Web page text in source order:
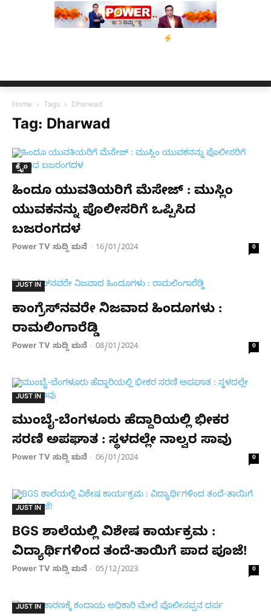
ನ್ಯೂಸ್ ಕಾರ್ಪ್‌ಗೆ ಎಐಯಿಂದ
Home Tags Dharwad
Tag: Dharwad
ಕ್ರೈಂ
ಹಿಂದೂ ಯುವತಿಯರಿಗೆ ಮೆಸೇಜ್ : ಮುಸ್ಲಿಂ
ಯುವಕನನ್ನು ಪೊಲೀಸರಿಗೆ ಒಪ್ಪಿಸಿದ
ಬಜರಂಗದಳ
Power TV ಸುದ್ದಿ ಮನೆ - 16/01/2024 0
JUST IN
ಕಾಂಗ್ರೆಸ್​ನವರೇ ನಿಜವಾದ ಹಿಂದೂಗಳು :
ರಾಮಲಿಂಗಾರೆಡ್ಡಿ
Power TV ಸುದ್ದಿ ಮನೆ - 08/01/2024 0
JUST IN
ಮುಂಬೈ-ಬೆಂಗಳೂರು ಹೆದ್ದಾರಿಯಲ್ಲಿ ಭೀಕರ
ಸರಣಿ ಅಪಘಾತ : ಸ್ಥಳದಲ್ಲೇ ನಾಲ್ವರ ಸಾವು
Power TV ಸುದ್ದಿ ಮನೆ - 06/01/2024 0
JUST IN
BGS ಶಾಲೆಯಲ್ಲಿ ವಿಶೇಷ ಕಾರ್ಯಕ್ರಮ :
ವಿದ್ಯಾರ್ಥಿಗಳಿಂದ ತಂದೆ-ತಾಯಿಗೆ ಪಾದ ಪೂಜೆ!
Power TV ಸುದ್ದಿ ಮನೆ - 05/12/2023 0
JUST IN